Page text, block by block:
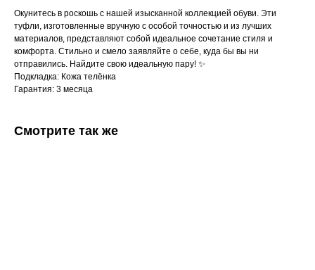
Окунитесь в роскошь с нашей изысканной коллекцией обуви. Эти
туфли, изготовленные вручную с особой точностью и из лучших
материалов, представляют собой идеальное сочетание стиля и
комфорта. Стильно и смело заявляйте о себе, куда бы вы ни
отправились. Найдите свою идеальную пару! ✨
Подкладка: Кожа телёнка
Гарантия: 3 месяца
Смотрите так же